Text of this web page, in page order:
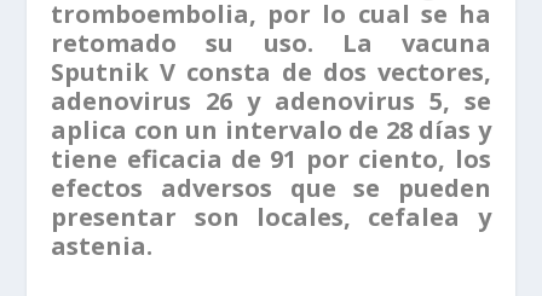
tromboembolia, por lo cual se ha
retomado su uso. La vacuna
Sputnik V consta de dos vectores,
adenovirus 26 y adenovirus 5, se
aplica con un intervalo de 28 días y
tiene eficacia de 91 por ciento, los
efectos adversos que se pueden
presentar son locales, cefalea y
astenia.